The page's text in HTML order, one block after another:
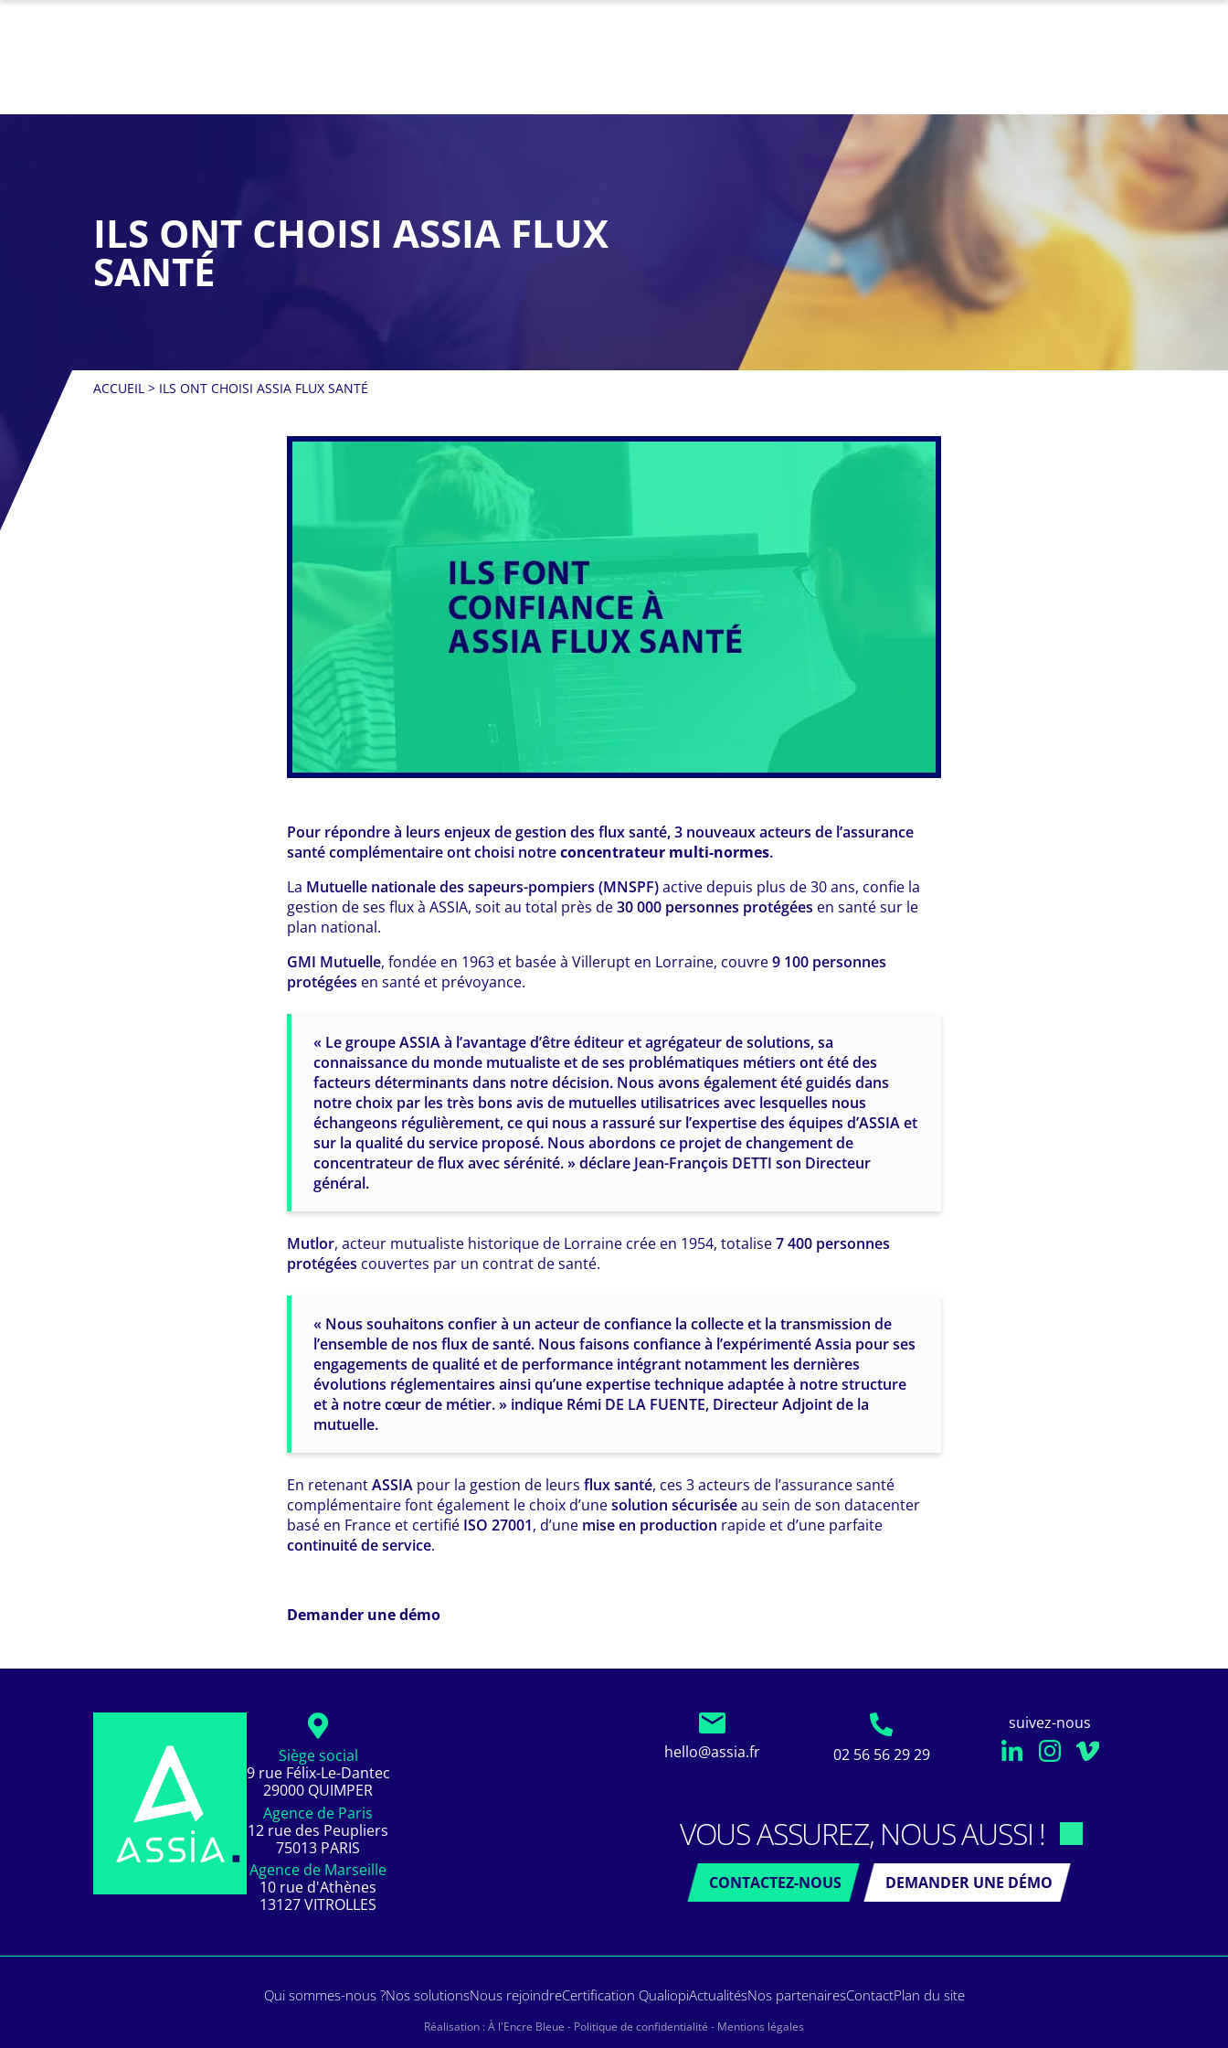
ILS ONT CHOISI ASSIA FLUX
SANTÉ
ACCUEIL > ILS ONT CHOISI ASSIA FLUX SANTÉ
Pour répondre à leurs enjeux de gestion des flux santé, 3 nouveaux acteurs de l’assurance
santé complémentaire ont choisi notreconcentrateur multi-normes.
La Mutuelle nationale des sapeurs-pompiers (MNSPF)active depuis plus de 30 ans, confie la
gestion de ses flux à ASSIA, soit au total près de30 000 personnes protégées en santé sur le
plan national.
GMI Mutuelle, fondée en 1963 et basée à Villerupt en Lorraine, couvre9 100 personnes
protégées en santé et prévoyance.
« Le groupe ASSIA à l’avantage d’être éditeur et agrégateur de solutions, sa
connaissance du monde mutualiste et de ses problématiques métiers ont été des
facteurs déterminants dans notre décision. Nous avons également été guidés dans
notre choix par les très bons avis de mutuelles utilisatrices avec lesquelles nous
échangeons régulièrement, ce qui nous a rassuré sur l’expertise des équipes d’ASSIA et
sur la qualité du service proposé. Nous abordons ce projet de changement de
concentrateur de flux avec sérénité. » déclare Jean-François DETTI son Directeur
général.
Mutlor, acteur mutualiste historique de Lorraine crée en 1954, totalise7 400 personnes
protégées couvertes par un contrat de santé.
« Nous souhaitons confier à un acteur de confiance la collecte et la transmission de
l’ensemble de nos flux de santé. Nous faisons confiance à l’expérimenté Assia pour ses
engagements de qualité et de performance intégrant notamment les dernières
évolutions réglementaires ainsi qu’une expertise technique adaptée à notre structure
et à notre cœur de métier. » indique Rémi DE LA FUENTE, Directeur Adjoint de la
mutuelle.
En retenantASSIA pour la gestion de leurs flux santé, ces 3 acteurs de l’assurance santé
complémentaire font également le choix d’unesolution sécuriséeau sein de son datacenter
basé en France et certifié ISO 27001, d’une mise en production rapide et d’une parfaite
continuité de service.
Demander une démo
Siège social
9 rue Félix-Le-Dantec
29000 QUIMPER
Agence de Paris
12 rue des Peupliers
75013 PARIS
Agence de Marseille
10 rue d'Athènes
13127 VITROLLES
hello@assia.fr 02 56 56 29 29
suivez-nous
VOUS ASSUREZ, NOUS AUSSI !
CONTACTEZ-NOUS DEMANDER UNE DÉMO
Qui sommes-nous ?Nos solutionsNous rejoindreCertification QualiopiActualitésNos partenairesContactPlan du site
Réalisation :À l'Encre Bleue - Politique de confidentialité - Mentions légales